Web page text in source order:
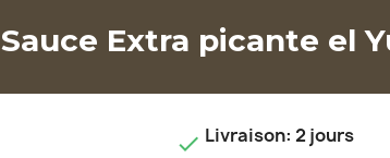
Sauce Extra picante el
 Livraison: 2 jours